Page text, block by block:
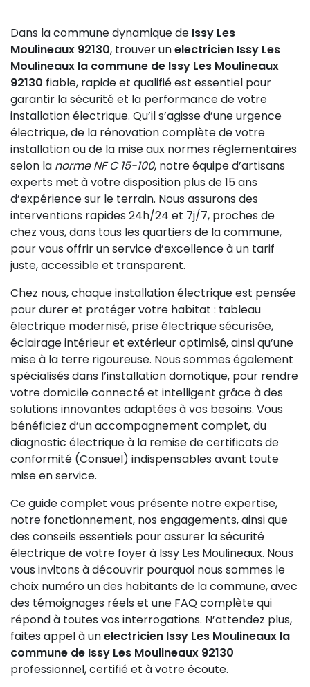
Dans la commune dynamique de Issy Les
Moulineaux 92130, trouver unelectricien Issy Les
Moulineaux la commune de Issy Les Moulineaux
92130 fiable, rapide et qualifié est essentiel pour
garantir la sécurité et la performance de votre
installation électrique. Qu’il s’agisse d’une urgence
électrique, de la rénovation complète de votre
installation ou de la mise aux normes réglementaires
selon la norme NF C 15-100, notre équipe d’artisans
experts met à votre disposition plus de 15 ans
d’expérience sur le terrain. Nous assurons des
interventions rapides 24h/24 et 7j/7, proches de
chez vous, dans tous les quartiers de la commune,
pour vous offrir un service d’excellence à un tarif
juste, accessible et transparent.
Chez nous, chaque installation électrique est pensée
pour durer et protéger votre habitat : tableau
électrique modernisé, prise électrique sécurisée,
éclairage intérieur et extérieur optimisé, ainsi qu’une
mise à la terre rigoureuse. Nous sommes également
spécialisés dans l’installation domotique, pour rendre
votre domicile connecté et intelligent grâce à des
solutions innovantes adaptées à vos besoins. Vous
bénéficiez d’un accompagnement complet, du
diagnostic électrique à la remise de certificats de
conformité (Consuel) indispensables avant toute
mise en service.
Ce guide complet vous présente notre expertise,
notre fonctionnement, nos engagements, ainsi que
des conseils essentiels pour assurer la sécurité
électrique de votre foyer à Issy Les Moulineaux. Nous
vous invitons à découvrir pourquoi nous sommes le
choix numéro un des habitants de la commune, avec
des témoignages réels et une FAQ complète qui
répond à toutes vos interrogations. N’attendez plus,
faites appel à unelectricien Issy Les Moulineaux la
commune de Issy Les Moulineaux 92130
professionnel, certifié et à votre écoute.